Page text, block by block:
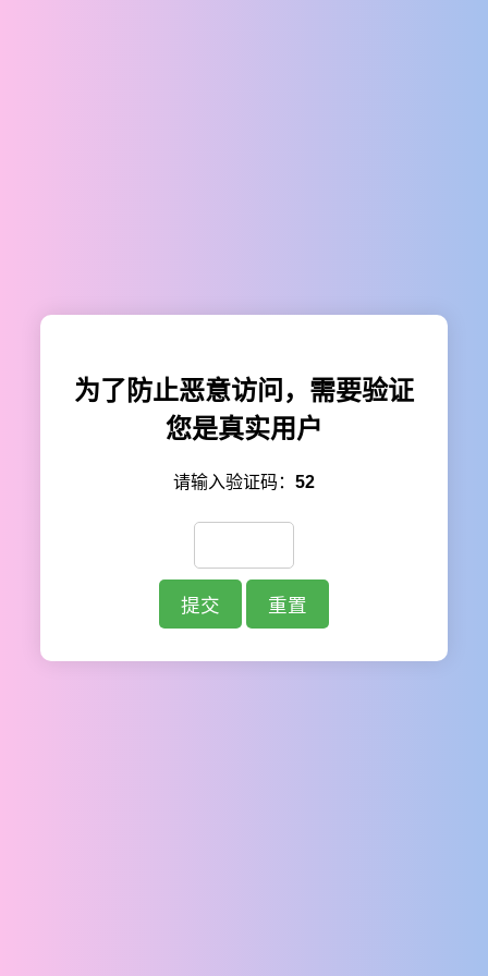
为了防止恶意访问，需要验证
您是真实用户
请输入验证码： 52
提交 重置